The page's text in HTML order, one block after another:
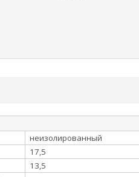
неизолированный
17,5
13,5